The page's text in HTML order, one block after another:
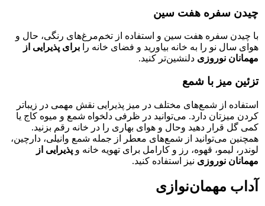
چیدن سفره هفت سین
با چیدن سفره هفت سین و استفاده از تخم‌مرغ‌های رنگی، حال و
هوای سال نو را به خانه بیاورید و فضای خانه را برای پذیرایی از
مهمانان نوروزی دلنشین‌تر کنید.
تزئین میز با شمع
استفاده از شمع‌های مختلف در میز پذیرایی نقش مهمی در زیباتر
کردن میزتان دارد. می‌توانید در ظرفی دلخواه شمع و میوه کاج یا
کمی گل قرار دهید وحال و هوای بهاری را در خانه رقم بزنید.
همچنین می‌توانید از شمع‌های معطر از جمله شمع وانیلی، دارچین،
لوندر، لیمو، قهوه، رز و کارامل برای تهویه خانه و پذیرایی از
مهمانان نوروزی نیز استفاده کنید.
آداب مهمان‌نوازی